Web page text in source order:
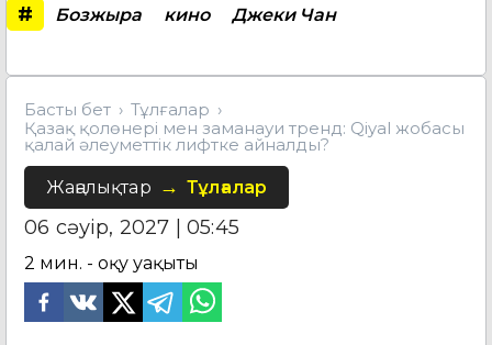
# Бозжыра кино Джеки Чан
Басты бет
Тұлғалар
Қазақ қолөнері мен заманауи тренд: Qiyal жобасы
қалай әлеуметтік лифтке айналды?
Жаңалықтар Тұлғалар
06 сәуір, 2027 | 05:45
2 мин. - оқу уақыты